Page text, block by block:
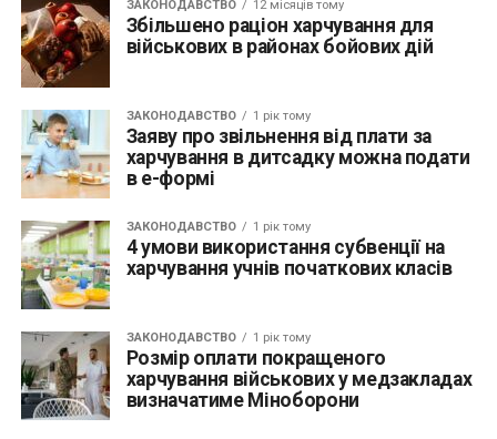
ЗАКОНОДАВСТВО 12 місяців тому
Збільшено раціон харчування для
військових в районах бойових дій
ЗАКОНОДАВСТВО 1 рік тому
Заяву про звільнення від плати за
харчування в дитсадку можна подати
в е-формі
ЗАКОНОДАВСТВО 1 рік тому
4 умови використання субвенції на
харчування учнів початкових класів
ЗАКОНОДАВСТВО 1 рік тому
Розмір оплати покращеного
харчування військових у медзакладах
визначатиме Міноборони